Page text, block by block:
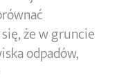
że w gruncie
odpadów,